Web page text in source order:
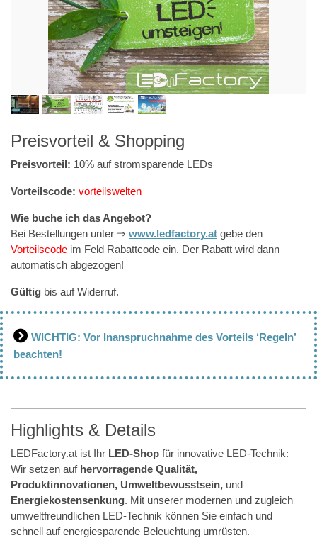
Preisvorteil & Shopping
Preisvorteil: 10% auf stromsparende LEDs
Vorteilscode: vorteilswelten
Wie buche ich das Angebot?
Bei Bestellungen unter ⇒ www.ledfactory.at gebe den
Vorteilscode im Feld Rabattcode ein. Der Rabatt wird dann
automatisch abgezogen!
Gültig bis auf Widerruf.
WICHTIG: Vor Inanspruchnahme des Vorteils ‘Regeln’
beachten!
Highlights & Details
LEDFactory.at ist Ihr LED-Shop für innovative LED-Technik:
Wir setzen aufhervorragende Qualität,
Produktinnovationen, Umweltbewusstsein, und
Energiekostensenkung. Mit unserer modernen und zugleich
umweltfreundlichen LED-Technik können Sie einfach und
schnell auf energiesparende Beleuchtung umrüsten.